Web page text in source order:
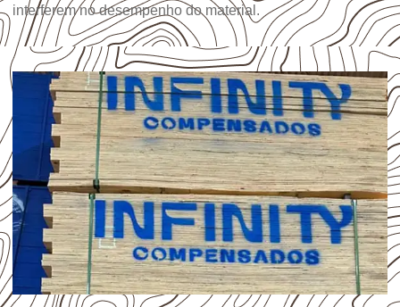
interferem no desempenho do material.